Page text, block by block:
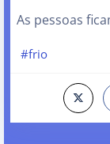
As pessoas
#frio